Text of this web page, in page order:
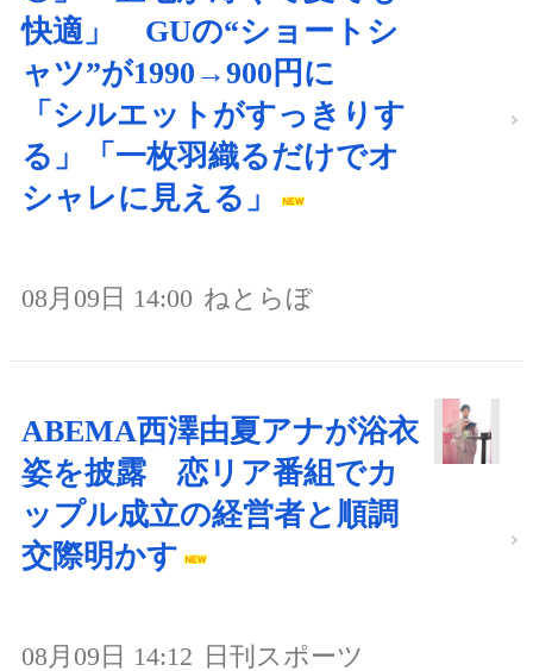
快適」 GUの“ショートシ
ャツ”が1990→900円に
「シルエットがすっきりす
る」「一枚羽織るだけでオ
シャレに見える」
08月09日 14:00 ねとらぼ
ABEMA西澤由夏アナが浴衣
姿を披露 恋リア番組でカ
ップル成立の経営者と順調
交際明かす
08月09日 14:12 日刊スポーツ